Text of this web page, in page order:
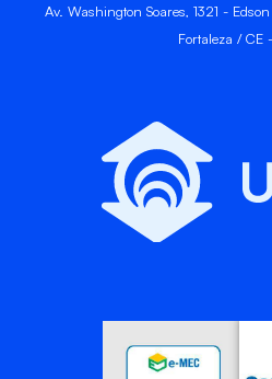
Av. Washington Soares, 1321 -
Fortaleza / CE